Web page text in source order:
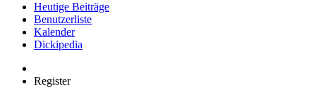
Heutige Beiträge
Benutzerliste
Kalender
Dickipedia
Register